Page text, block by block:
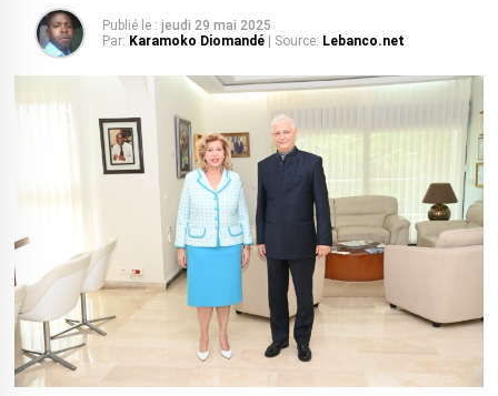
Publié le : jeudi 29 mai 2025
Par: Karamoko Diomandé | Source: Lebanco.net